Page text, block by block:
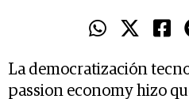
La democratización
passion economy hizo